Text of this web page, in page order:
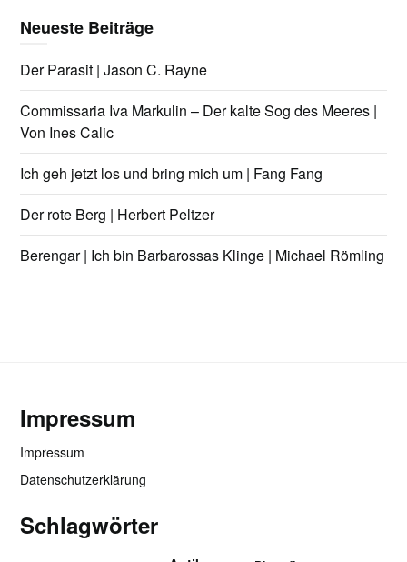
Neueste Beiträge
Der Parasit | Jason C. Rayne
Commissaria Iva Markulin – Der kalte Sog des Meeres |
Von Ines Calic
Ich geh jetzt los und bring mich um | Fang Fang
Der rote Berg | Herbert Peltzer
Berengar | Ich bin Barbarossas Klinge | Michael Römling
Impressum
Impressum
Datenschutzerklärung
Schlagwörter